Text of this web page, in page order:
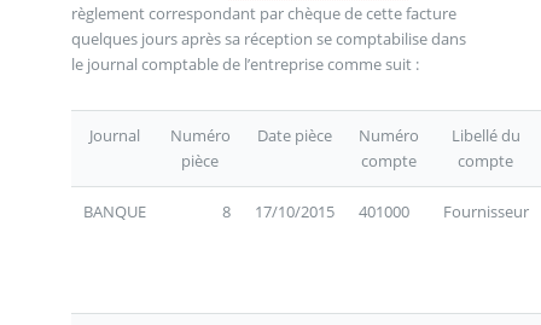
règlement correspondant par chèque de cette facture
quelques jours après sa réception se comptabilise dans
le journal comptable de l’entreprise comme suit :
Journal
Numéro
pièce
Date pièce
Numéro
compte
Libellé du
compte
BANQUE 8 17/10/2015 401000 Fournisseur